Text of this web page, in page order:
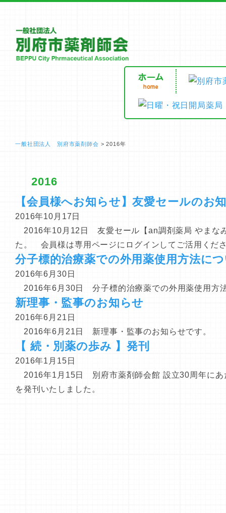
一般社団法人 別府市薬剤師会 >2016年
2016
【会員様へお知らせ】友愛セールのお
2016年10月17日
2016年10月12日 友愛セール【an調剤薬局 やまな
た。 会員様は専用ページにログインしてご活用くだ
分子標的治療薬での外用薬使用方法に
2016年6月30日
2016年6月30日 分子標的治療薬での外用薬使用方
新理事・監事のお知らせ
2016年6月21日
2016年6月21日 新理事・監事のお知らせです。
【 続・別薬の歩み 】発刊
2016年1月15日
2016年1月15日 別府市薬剤師会館 設立30周年にあ
を発刊いたしました。